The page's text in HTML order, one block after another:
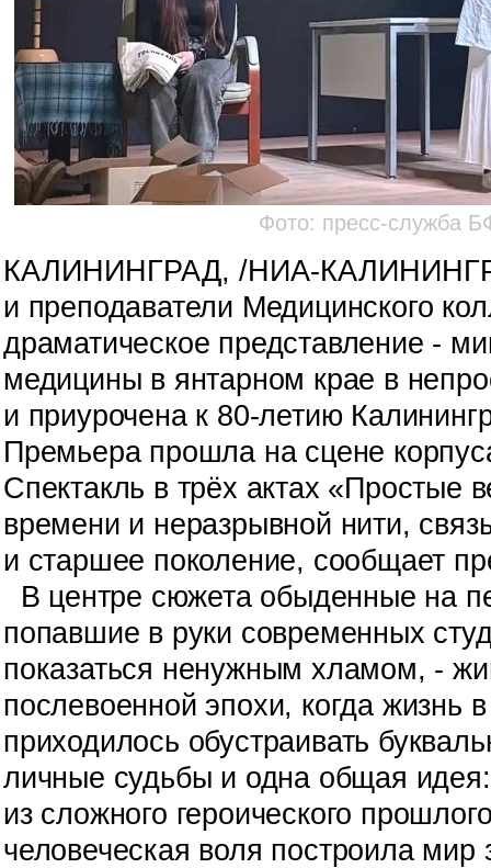
Фото: пресс-служба
КАЛИНИНГРАД, /НИА-
и преподаватели Медицинского
драматическое представление -
медицины в янтарном крае в
и приурочена к 80-летию
Премьера прошла на сцене
Спектакль в трёх актах «Простые
времени и неразрывной нити,
и старшее поколение, сообщает
В центре сюжета обыденные на
попавшие в руки современных
показаться ненужным хламом, -
послевоенной эпохи, когда жизнь
приходилось обустраивать
личные судьбы и одна общая
из сложного героического
человеческая воля построила мир